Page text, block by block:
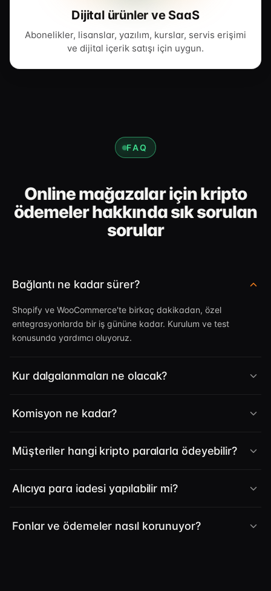
Dijital ürünler ve SaaS
Abonelikler, lisanslar, yazılım, kurslar, servis erişimi
ve dijital içerik satışı için uygun.
FAQ
Online mağazalar için kripto
ödemeler hakkında sık sorulan
sorular
Bağlantı ne kadar sürer?
Shopify ve WooCommerce'te birkaç dakikadan, özel
entegrasyonlarda bir iş gününe kadar. Kurulum ve test
konusunda yardımcı oluyoruz.
Kur dalgalanmaları ne olacak?
Komisyon ne kadar?
Müşteriler hangi kripto paralarla ödeyebilir?
Alıcıya para iadesi yapılabilir mi?
Fonlar ve ödemeler nasıl korunuyor?